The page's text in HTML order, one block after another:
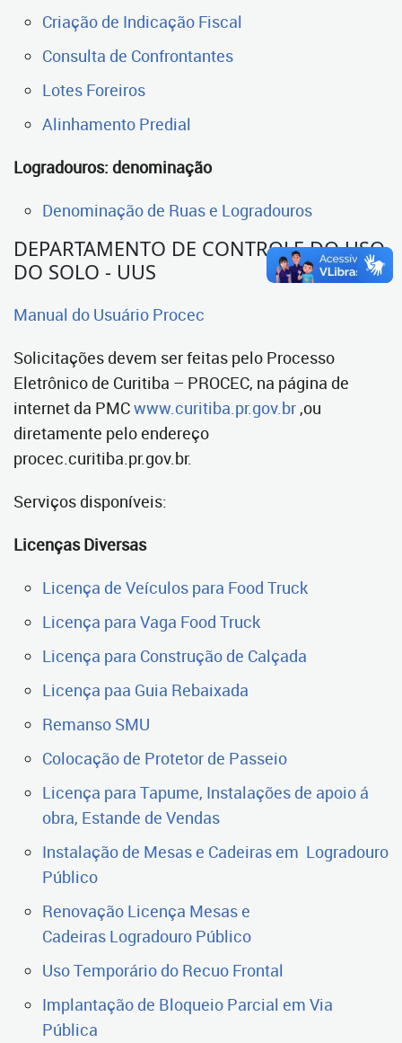
Criação de Indicação Fiscal
Consulta de Confrontantes
Lotes Foreiros
Alinhamento Predial
Logradouros: denominação
Denominação de Ruas e Logradouros
DEPARTAMENTO DE CONTROLE DO USO
DO SOLO - UUS
Manual do Usuário Procec
Solicitações devem ser feitas pelo Processo
Eletrônico de Curitiba – PROCEC, na página de
internet da PMCwww.curitiba.pr.gov.br ,ou
diretamente pelo endereço
procec.curitiba.pr.gov.br.
Serviços disponíveis:
Licenças Diversas
Licença de Veículos para Food Truck
Licença para Vaga Food Truck
Licença para Construção de Calçada
Licença paa Guia Rebaixada
Remanso SMU
Colocação de Protetor de Passeio
Licença para Tapume, Instalações de apoio á
obra, Estande de Vendas
Instalação de Mesas e Cadeiras em Logradouro
Público
Renovação Licença Mesas e
Cadeiras Logradouro Público
Uso Temporário do Recuo Frontal
Implantação de Bloqueio Parcial em Via
Pública